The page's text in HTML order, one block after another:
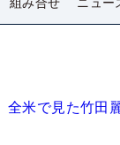
米で見た竹田